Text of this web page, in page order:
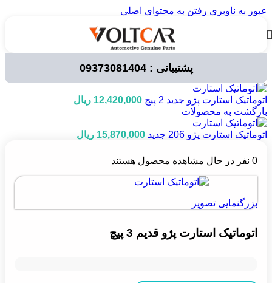
عبور به ناوبری رفتن به محتوای اصلی
پشتیبانی : 09373081404لوازم برقی خودرو
اتوماتیک استارت پژو جدید 2 پیچ 12,420,000 ریال
بازگشت به محصولات
اتوماتیک استارت پژو 206 جدید 15,870,000 ریال
0 نفر در حال مشاهده محصول هستند
بزرگنمایی تصویر
اتوماتیک استارت پژو قدیم 3 پیچ